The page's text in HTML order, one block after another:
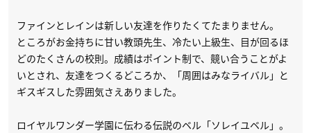
ファインとレインは新しい友達を作りたくてたまりません。
ところがお金持ちに甘い教頭先生、冷たい上級生、目が回るほ
どのたくさんの校則。成績はポイント制で、競い合うことがよ
いとされ、友達をつくるどころか、「周囲はみなライバル」と
ギスギスした雰囲気さえありました。
ロイヤルワンダー学園に伝わる伝説のベル「ソレイユベル」。